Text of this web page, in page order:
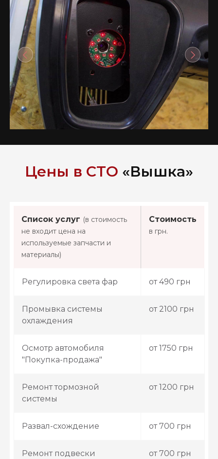
Цены в СТО «Вышка»
Список услуг (в стоимость
не входит цена на
используемые запчасти и
материалы)
Стоимость
в грн.
Регулировка света фар от 490 грн
Промывка системы
охлаждения
от 2100 грн
Осмотр автомобиля
"Покупка-продажа"
от 1750 грн
Ремонт тормозной
системы
от 1200 грн
Развал-схождение от 700 грн
Ремонт подвески от 700 грн